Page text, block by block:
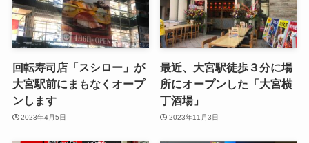
回転寿司店「スシロー」が
大宮駅前にまもなくオープ
ンします
2023年4月5日
最近、大宮駅徒歩３分に場
所にオープンした「大宮横
丁酒場」
2023年11月3日